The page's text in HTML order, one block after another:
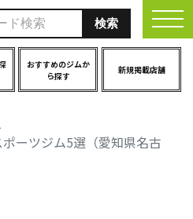
おすすめのジムか
ら探す
新規掲載店舗
ーツジム5選（愛知県名古